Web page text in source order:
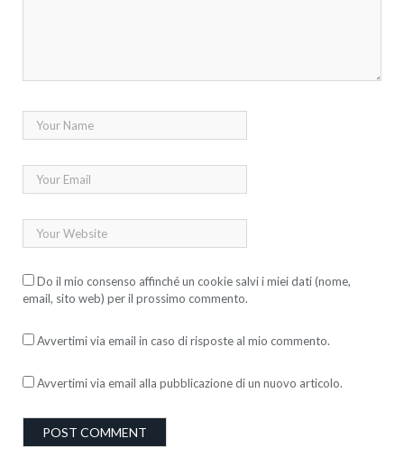
Do il mio consenso affinché un cookie salvi i miei dati (nome,
email, sito web) per il prossimo commento.
Avvertimi via email in caso di risposte al mio commento.
Avvertimi via email alla pubblicazione di un nuovo articolo.